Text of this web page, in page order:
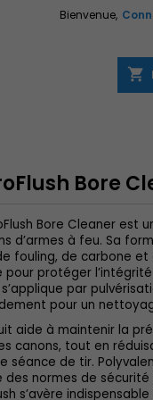
Bienvenue,
shopping_cart
Bore
Bore Cleaner est
d’armes à feu. Sa
fouling, de carbone
pour protéger
s’applique par
pour un
aide à maintenir la
canons, tout en
séance de tir.
normes de sécurité
s’avère